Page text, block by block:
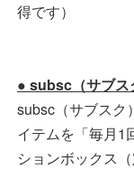
得です）
● subsc（サブス
subsc（サブスク
イテムを「毎月1
ションボックス